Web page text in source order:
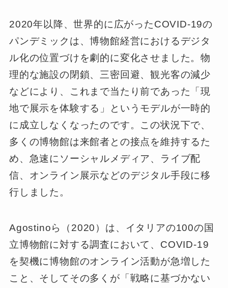
2020年以降、世界的に広がったCOVID-19の
パンデミックは、博物館経営におけるデジタ
ル化の位置づけを劇的に変化させました。物
理的な施設の閉鎖、三密回避、観光客の減少
などにより、これまで当たり前であった「現
地で展示を体験する」というモデルが一時的
に成立しなくなったのです。この状況下で、
多くの博物館は来館者との接点を維持するた
め、急速にソーシャルメディア、ライブ配
信、オンライン展示などのデジタル手段に移
行しました。
Agostinoら（2020）は、イタリアの100の国
立博物館に対する調査において、COVID-19
を契機に博物館のオンライン活動が急増した
こと、そしてその多くが「戦略に基づかない